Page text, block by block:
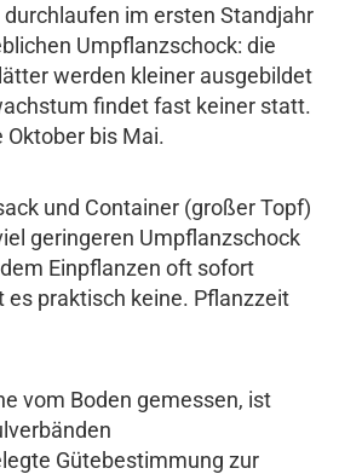
im ersten Standjahr
Umpflanzschock: die
werden kleiner ausgebildet
findet fast keiner statt.
Oktober bis Mai.
und Container (großer Topf)
geringeren Umpflanzschock
Einpflanzen oft sofort
es praktisch keine. Pflanzzeit
vom Boden gemessen, ist
Gütebestimmung zur